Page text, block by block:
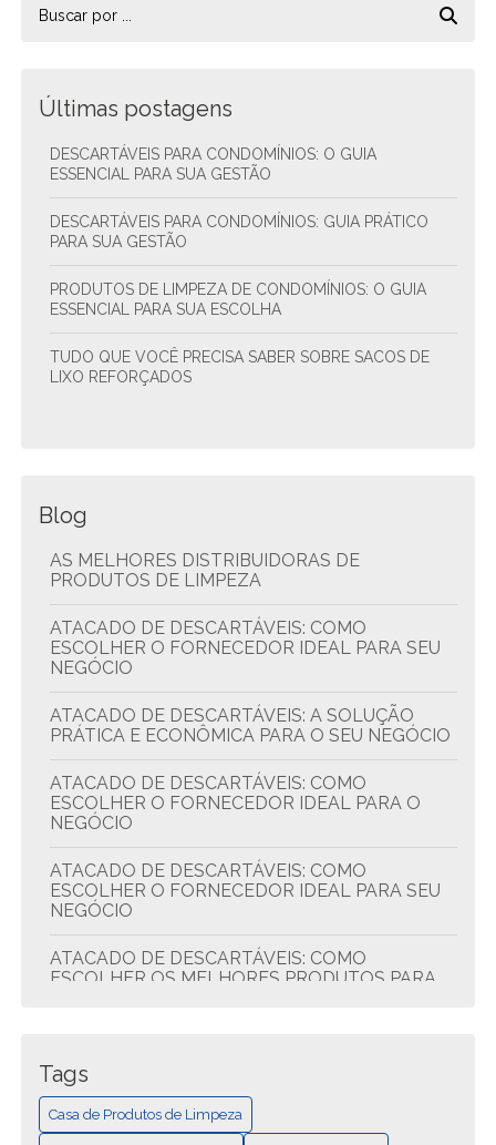
Últimas postagens
DESCARTÁVEIS PARA CONDOMÍNIOS: O GUIA
ESSENCIAL PARA SUA GESTÃO
DESCARTÁVEIS PARA CONDOMÍNIOS: GUIA PRÁTICO
PARA SUA GESTÃO
PRODUTOS DE LIMPEZA DE CONDOMÍNIOS: O GUIA
ESSENCIAL PARA SUA ESCOLHA
TUDO QUE VOCÊ PRECISA SABER SOBRE SACOS DE
LIXO REFORÇADOS
Blog
AS MELHORES DISTRIBUIDORAS DE
PRODUTOS DE LIMPEZA
ATACADO DE DESCARTÁVEIS: COMO
ESCOLHER O FORNECEDOR IDEAL PARA SEU
NEGÓCIO
ATACADO DE DESCARTÁVEIS: A SOLUÇÃO
PRÁTICA E ECONÔMICA PARA O SEU NEGÓCIO
ATACADO DE DESCARTÁVEIS: COMO
ESCOLHER O FORNECEDOR IDEAL PARA O
NEGÓCIO
ATACADO DE DESCARTÁVEIS: COMO
ESCOLHER O FORNECEDOR IDEAL PARA SEU
NEGÓCIO
ATACADO DE DESCARTÁVEIS: COMO
ESCOLHER OS MELHORES PRODUTOS PARA
ECONOMIZAR E COMPRAR MELHOR
ATACADO DE DESCARTÁVEIS: QUALIDADE E
ECONOMIA
Tags
Casa de Produtos de Limpeza